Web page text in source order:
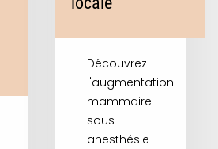
Découvrez
l'augmentation
mammaire
sous
anesthésie